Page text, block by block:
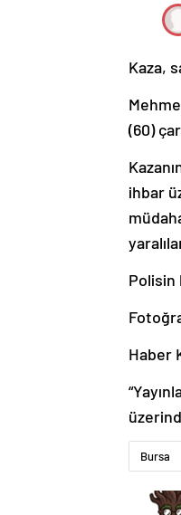
Kaza,
(60)
ihbar
Polisin
Haber
Bursa